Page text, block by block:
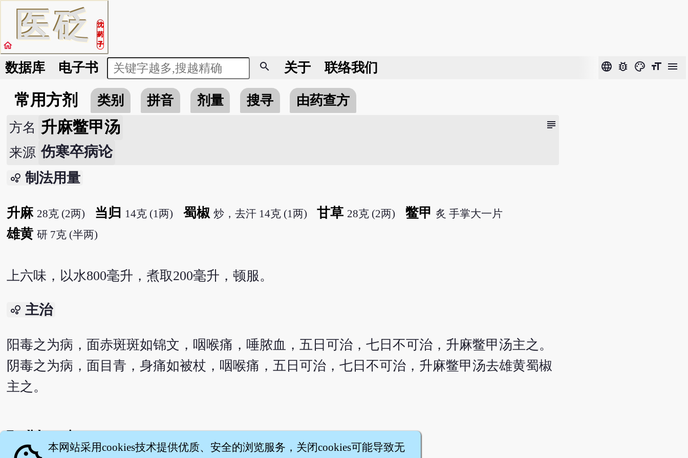
医砭
沈
药
子
home
数据库 电子书 search 关于 联络我们 language bug_report color_lens format_size menu
常用方剂 类别 拼音 剂量 搜寻 由药查方
subject
方名 升麻鳖甲汤
来源 伤寒卒病论
bubble_chart 制法用量
升麻 28克 (2两) 当归 14克 (1两) 蜀椒 炒，去汗 14克 (1两) 甘草 28克 (2两) 鳖甲 炙 手掌大一片
雄黄 研 7克 (半两)
上六味，以水800毫升，煮取200毫升，顿服。
bubble_chart 主治
阳毒之为病，面赤斑斑如锦文，咽喉痛，唾脓血，五日可治，七日不可治，升麻鳖甲汤主之。
阴毒之为病，面目青，身痛如被杖，咽喉痛，五日可治，七日不可治，升麻鳖甲汤去雄黄蜀椒
主之。
English version
本网站采用cookies技术提供优质、安全的浏览服务，关闭cookies可能导致无